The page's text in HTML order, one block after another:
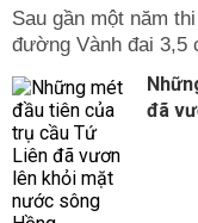
Sau gần một năm
đường Vành đai 3,5
đã